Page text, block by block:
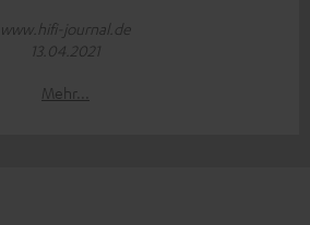
www.hifi-journal.de
13.04.2021
Mehr...